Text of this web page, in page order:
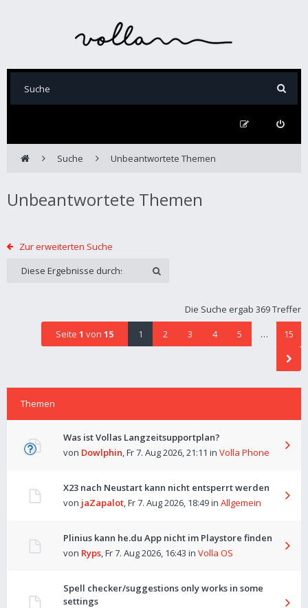
Suche Unbeantwortete Themen
Unbeantwortete Themen
Zur erweiterten Suche
Die Suche ergab 369 Treffer
Seite 1 von 15 1 2 3 4 5 … 15
Themen
Was ist Vollas Langzeitsupportplan?
von Dowlphin,Fr 7. Aug 2026, 21:11 in Volla Phone
X23 nach Neustart kann nicht entsperrt werden
von jaZapalot,Fr 7. Aug 2026, 18:49in Allgemein
Plinius kann he.du App nicht im Playstore finden
von Ryps,Fr 7. Aug 2026, 16:43 in Volla OS
Spell checker/suggestions only works in some
settings